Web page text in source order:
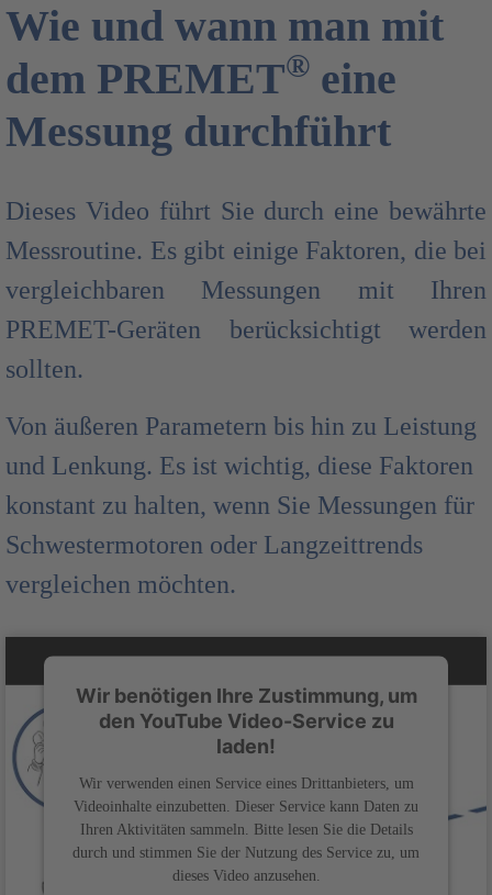
Wie und wann man mit
dem PREMET® eine
Messung durchführt
Dieses Video führt Sie durch eine bewährte
Messroutine. Es gibt einige Faktoren, die bei
vergleichbaren Messungen mit Ihren
PREMET-Geräten berücksichtigt werden
sollten.
Von äußeren Parametern bis hin zu Leistung
und Lenkung. Es ist wichtig, diese Faktoren
konstant zu halten, wenn Sie Messungen für
Schwestermotoren oder Langzeittrends
vergleichen möchten.
Wir benötigen Ihre Zustimmung, um
den YouTube Video-Service zu
laden!
Wir verwenden einen Service eines Drittanbieters, um
Videoinhalte einzubetten. Dieser Service kann Daten zu
Ihren Aktivitäten sammeln. Bitte lesen Sie die Details
durch und stimmen Sie der Nutzung des Service zu, um
dieses Video anzusehen.